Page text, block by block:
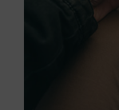
un vrai
nourriture
L’été, il
19 h 30.
boisson
plastique